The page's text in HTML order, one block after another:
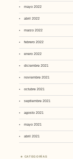
mayo 2022
abril 2022
marzo 2022
febrero 2022
enero 2022
diciembre 2021
noviembre 2021
octubre 2021
septiembre 2021
agosto 2021
mayo 2021
abril 2021
CATEGORÍAS